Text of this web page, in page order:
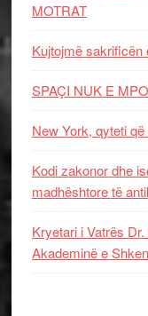
MOTRAT
Kujtojmë sakrificën
SPAÇI NUK E
New York, qyteti
Kodi zakonor dhe
madhështore të
Kryetari i Vatrës
Akademinë e